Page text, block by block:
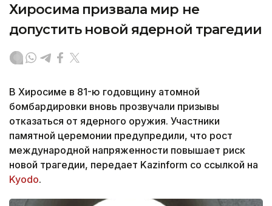
Хиросима призвала мир не
допустить новой ядерной трагедии
В Хиросиме в 81-ю годовщину атомной
бомбардировки вновь прозвучали призывы
отказаться от ядерного оружия. Участники
памятной церемонии предупредили, что рост
международной напряженности повышает риск
новой трагедии, передает Kazinform со ссылкой на
Kyodo.